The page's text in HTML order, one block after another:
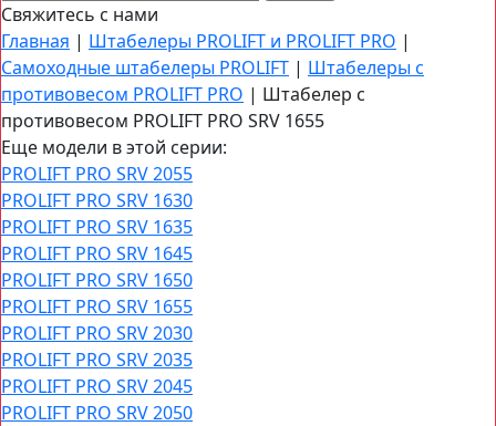
Свяжитесь с нами
Главная | Штабелеры PROLIFT и PROLIFT PRO |
Самоходные штабелеры PROLIFT | Штабелеры с
противовесом PROLIFT PRO | Штабелер с
противовесом PROLIFT PRO SRV 1655
Еще модели в этой серии:
PROLIFT PRO SRV 2055
PROLIFT PRO SRV 1630
PROLIFT PRO SRV 1635
PROLIFT PRO SRV 1645
PROLIFT PRO SRV 1650
PROLIFT PRO SRV 1655
PROLIFT PRO SRV 2030
PROLIFT PRO SRV 2035
PROLIFT PRO SRV 2045
PROLIFT PRO SRV 2050